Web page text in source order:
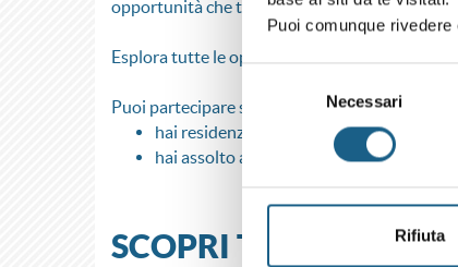
Puoi comunque
del
consenso
Necessari
Rifiuta
opportunità che ti attende sul web.
Esplora tutte le opportunità del progetto co-
Puoi partecipare se:
hai residenza o il domicilio in Emilia-
hai assolto all'obbligo di istruzione o al
SCOPRI TUTTI I